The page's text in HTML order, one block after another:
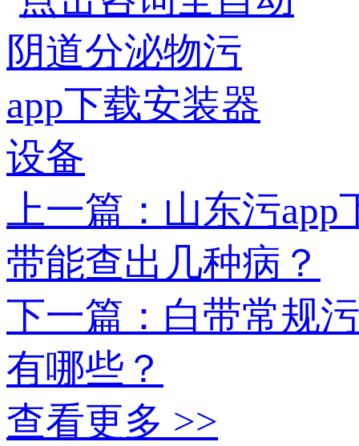
上一篇：山东
带能查出几种病？
下一篇：白带
有哪些？
查看更多 >>